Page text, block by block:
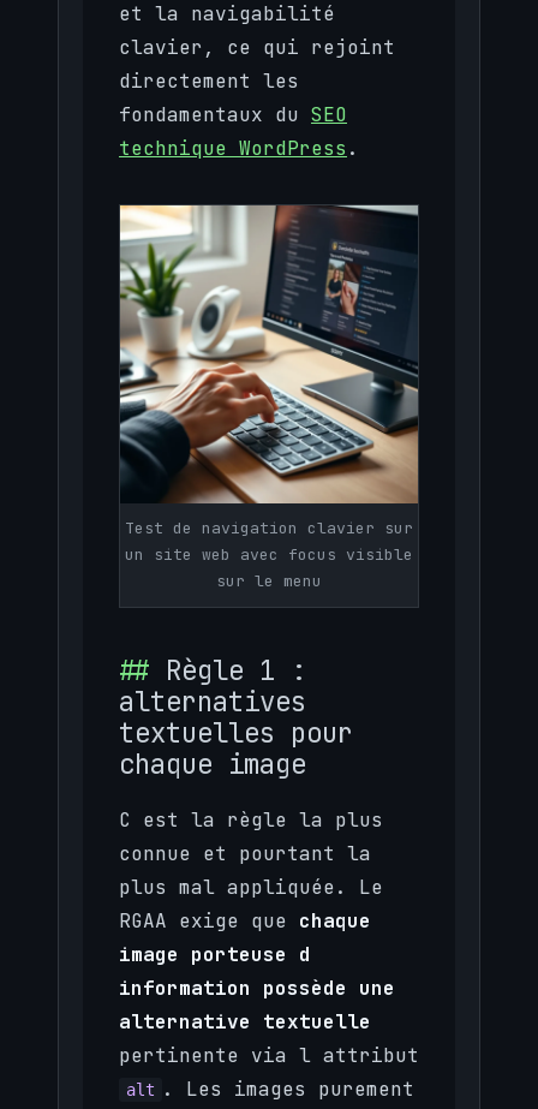
et la navigabilité
clavier, ce qui rejoint
directement les
fondamentaux du SEO
technique WordPress .
Test de navigation clavier sur
un site web avec focus visible
sur le menu
Règle 1 :
alternatives
textuelles pour
chaque image
C est la règle la plus
connue et pourtant la
plus mal appliquée. Le
RGAA exige que chaque
image porteuse d
information possède une
alternative textuelle
pertinente via l attribut
alt . Les images purement